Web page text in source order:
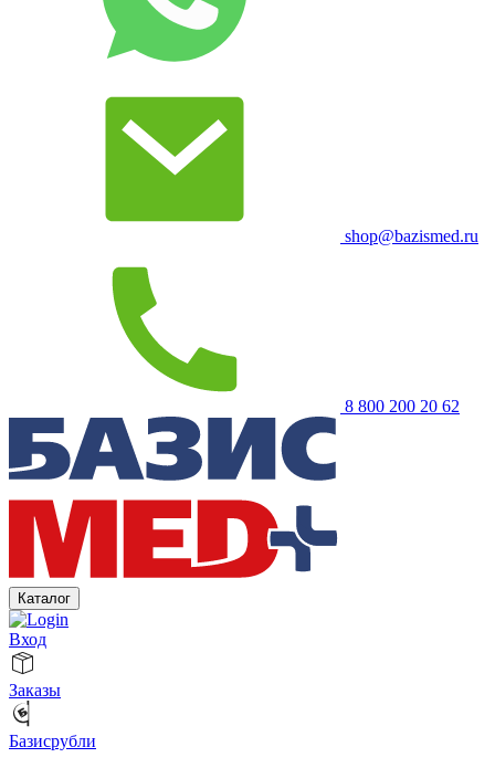
shop@bazismed.ru
8 800 200 20 62
Каталог
Вход
Заказы
Базисрубли